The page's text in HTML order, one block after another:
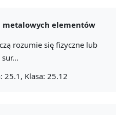
metalowych elementów
rozumie się fizyczne lub
25.1, Klasa: 25.12